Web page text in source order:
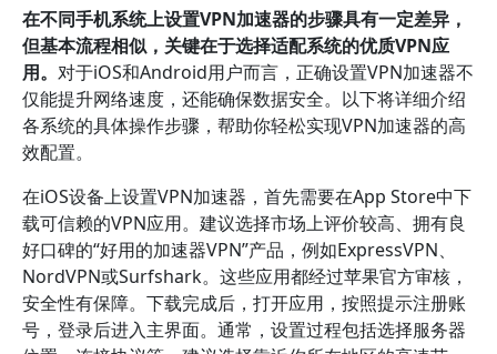
在不同手机系统上设置VPN加速器的步骤具有一定差异，
但基本流程相似，关键在于选择适配系统的优质VPN应
用。 对于iOS和Android用户而言，正确设置VPN加速器不
仅能提升网络速度，还能确保数据安全。以下将详细介绍
各系统的具体操作步骤，帮助你轻松实现VPN加速器的高
效配置。
在iOS设备上设置VPN加速器，首先需要在App Store中下
载可信赖的VPN应用。建议选择市场上评价较高、拥有良
好口碑的“好用的加速器VPN”产品，例如ExpressVPN、
NordVPN或Surfshark。这些应用都经过苹果官方审核，
安全性有保障。下载完成后，打开应用，按照提示注册账
号，登录后进入主界面。通常，设置过程包括选择服务器